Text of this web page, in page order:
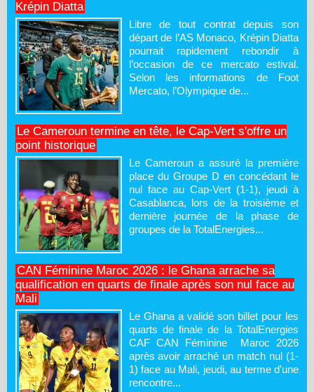
Krépin Diatta
Libre de tout contrat depuis son
départ de l’AS Monaco, Krépin Diatta
pourrait rapidement rebondir à
l’occasion de ce mercato estival.
Selon les informations de Foot
Mercato, l’Olympique de...
Le Cameroun termine en tête, le Cap-Vert s'offre un
point historique
Le Cameroun a assuré la première
place du Groupe D en concédant le
nul face au Cap-Vert (1-1), jeudi à
Casablanca, lors de la troisième et
dernière journée de la phase de
groupes de la TotalEnergies...
CAN Féminine Maroc 2026 : le Ghana arrache sa
qualification en quarts de finale après son nul face au
Mali
Le Ghana a validé son billet pour les
quarts de finale de la TotalEnergies
CAF CAN Féminine Maroc 2026
après avoir arraché un match nul (1-
1) face au Mali, jeudi, au terme d'une
rencontre...